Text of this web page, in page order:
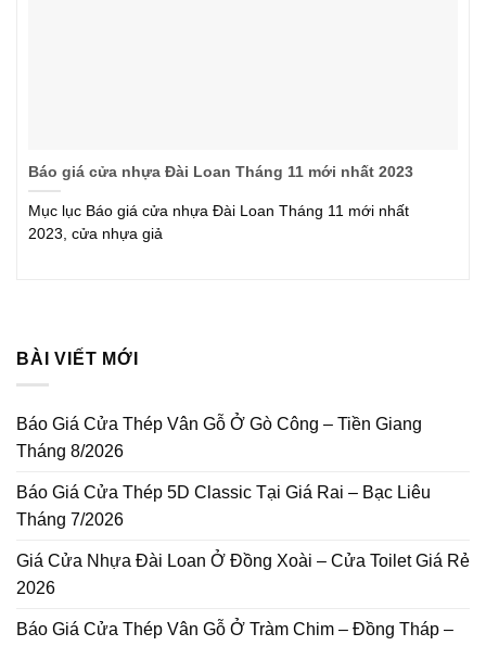
Báo giá cửa nhựa Đài Loan Tháng 11 mới nhất 2023
Mục lục Báo giá cửa nhựa Đài Loan Tháng 11 mới nhất
2023, cửa nhựa giả
BÀI VIẾT MỚI
Báo Giá Cửa Thép Vân Gỗ Ở Gò Công – Tiền Giang
Tháng 8/2026
Báo Giá Cửa Thép 5D Classic Tại Giá Rai – Bạc Liêu
Tháng 7/2026
Giá Cửa Nhựa Đài Loan Ở Đồng Xoài – Cửa Toilet Giá Rẻ
2026
Báo Giá Cửa Thép Vân Gỗ Ở Tràm Chim – Đồng Tháp –